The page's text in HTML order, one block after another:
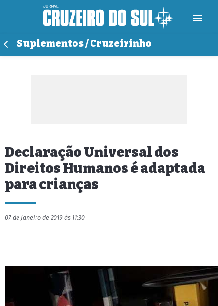
Suplementos / Cruzeirinho
Declaração Universal dos
Direitos Humanos é adaptada
para crianças
07 de Janeiro de 2019 às 11:30